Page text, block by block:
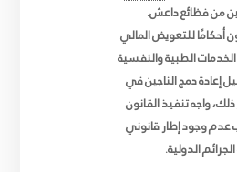
من فظائع داعش.
أحكامًا للتعويض المالي
الطبية والنفسية
إعادة دمج الناجين في
واجه تنفيذ القانون
وجود إطار قانوني
الدولية.